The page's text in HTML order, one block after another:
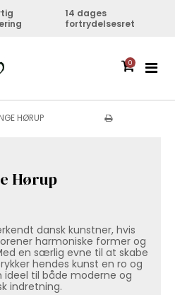
14 dages
fortrydelsesret
0
HØRUP
Hørup
dansk kunstner, hvis
harmoniske former og
en særlig evne til at skabe
hendes kunst en ro og
ideel til både moderne og
indretning.